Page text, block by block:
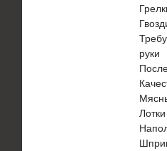
руки
Лотки